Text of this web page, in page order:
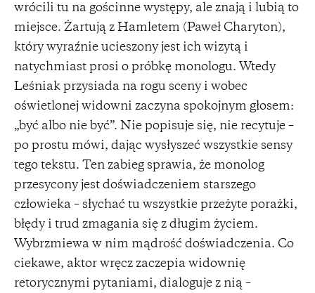
wrócili tu na gościnne występy, ale znają i lubią to
miejsce. Żartują z Hamletem (Paweł Charyton),
który wyraźnie ucieszony jest ich wizytą i
natychmiast prosi o próbkę monologu. Wtedy
Leśniak przysiada na rogu sceny i wobec
oświetlonej widowni zaczyna spokojnym głosem:
„być albo nie być”. Nie popisuje się, nie recytuje –
po prostu mówi, dając wysłyszeć wszystkie sensy
tego tekstu. Ten zabieg sprawia, że monolog
przesycony jest doświadczeniem starszego
człowieka – słychać tu wszystkie przeżyte porażki,
błędy i trud zmagania się z długim życiem.
Wybrzmiewa w nim mądrość doświadczenia. Co
ciekawe, aktor wręcz zaczepia widownię
retorycznymi pytaniami, dialoguje z nią –